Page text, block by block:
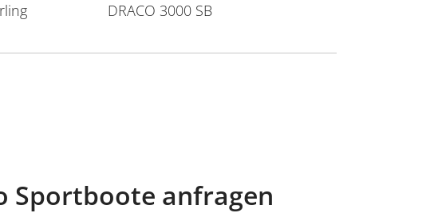
DRACO 3000 SB
Sportboote anfragen